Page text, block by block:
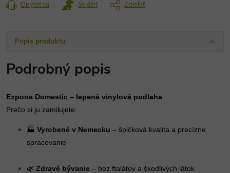
Opýtať sa Strážiť Zdieľať
Popis produktu
Podrobný popis
Expona Domestic – lepená vinylová podlaha
Prečo si ju zamilujete:
🏭 Vyrobené v Nemecku – špičková kvalita a precízne
spracovanie
🌿 Zdravé bývanie – bez ftalátov a škodlivých látok